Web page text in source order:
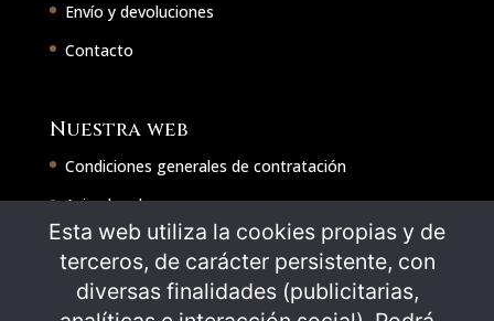
Envío y devoluciones
Contacto
Nuestra web
Condiciones generales de contratación
Aviso legal
Política de cookies
Política de privacidad
Esta web utiliza la cookies propias y de
terceros, de carácter persistente, con
diversas finalidades (publicitarias,